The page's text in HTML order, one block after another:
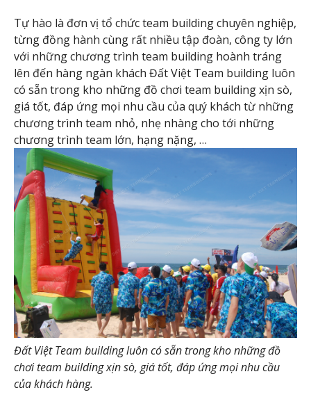
Tự hào là đơn vị tổ chức team building chuyên nghiệp,
từng đồng hành cùng rất nhiều tập đoàn, công ty lớn
với những chương trình team building hoành tráng
lên đến hàng ngàn khách Đất Việt Team building luôn
có sẵn trong kho những đồ chơi team building xịn sò,
giá tốt, đáp ứng mọi nhu cầu của quý khách từ những
chương trình team nhỏ, nhẹ nhàng cho tới những
chương trình team lớn, hạng nặng, …
Đất Việt Team building luôn có sẵn trong kho những đồ
chơi team building xịn sò, giá tốt, đáp ứng mọi nhu cầu
của khách hàng.